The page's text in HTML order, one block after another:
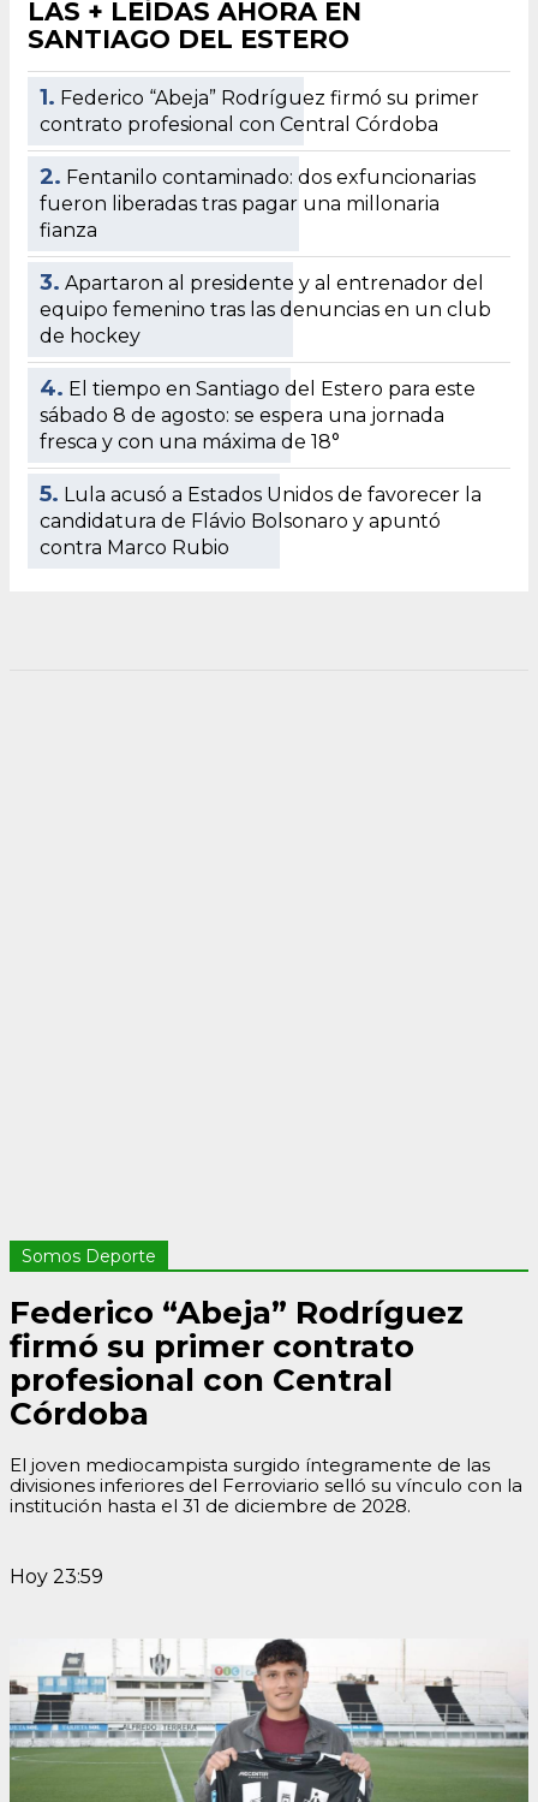
LAS + LEÍDAS AHORA EN
SANTIAGO DEL ESTERO
1. Federico “Abeja” Rodríguez firmó su primer
contrato profesional con Central Córdoba
2. Fentanilo contaminado: dos exfuncionarias
fueron liberadas tras pagar una millonaria
fianza
3. Apartaron al presidente y al entrenador del
equipo femenino tras las denuncias en un club
de hockey
4. El tiempo en Santiago del Estero para este
sábado 8 de agosto: se espera una jornada
fresca y con una máxima de 18°
5. Lula acusó a Estados Unidos de favorecer la
candidatura de Flávio Bolsonaro y apuntó
contra Marco Rubio